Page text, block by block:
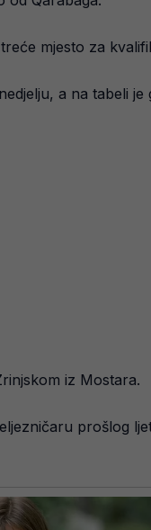
mjesto za
a na tabeli
iz Mostara.
prošlog